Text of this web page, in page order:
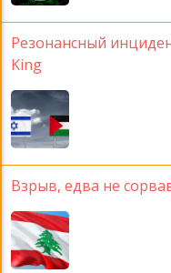
Резонансный
King
Взрыв, едва не